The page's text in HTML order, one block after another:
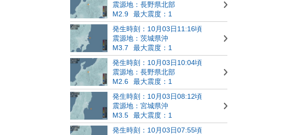
震源地：長野県北部
M2.9
最大震度：1
発生時刻：10月03日11:16頃
震源地：茨城県沖
M3.7
最大震度：1
発生時刻：10月03日10:04頃
震源地：長野県北部
M2.6
最大震度：1
発生時刻：10月03日08:12頃
震源地：宮城県沖
M3.5
最大震度：1
発生時刻：10月03日07:55頃